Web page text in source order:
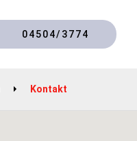
04504/3774
Kontakt